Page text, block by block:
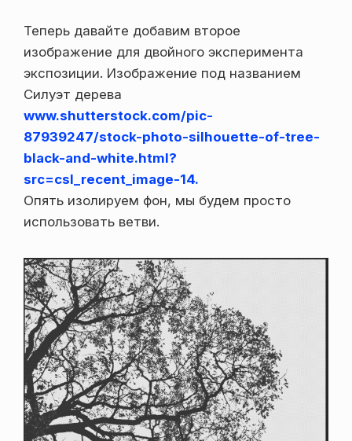
Теперь давайте добавим второе
изображение для двойного эксперимента
экспозиции. Изображение под названием
Силуэт дерева
www.shutterstock.com/pic-
87939247/stock-photo-silhouette-of-tree-
black-and-white.html?
src=csl_recent_image-14.
Опять изолируем фон, мы будем просто
использовать ветви.